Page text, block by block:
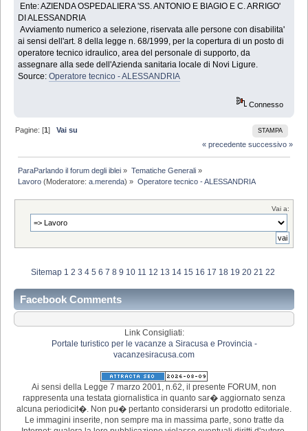
Ente: AZIENDA OSPEDALIERA 'SS. ANTONIO E BIAGIO E C. ARRIGO'
DI ALESSANDRIA
Avviamento numerico a selezione, riservata alle persone con disabilita'
ai sensi dell'art. 8 della legge n. 68/1999, per la copertura di un posto di
operatore tecnico idraulico, area del personale di supporto, da
assegnare alla sede dell'Azienda sanitaria locale di Novi Ligure.
Source:Operatore tecnico - ALESSANDRIA
Connesso
STAMPA
Pagine: [1]Vai su
« precedente successivo »
ParaParlando il forum degli iblei » Tematiche Generali»
Lavoro (Moderatore:a.merenda) » Operatore tecnico - ALESSANDRIA
Vai a:
Sitemap 1 2 3 4 5 6 7 8 9 10 11 12 13 14 15 16 17 18 19 20 21 22
Facebook Comments
Link Consigliati:
Portale turistico per le vacanze a Siracusa e Provincia -
vacanzesiracusa.com
Ai sensi della Legge 7 marzo 2001, n.62, il presente FORUM, non
rappresenta una testata giornalistica in quanto sar� aggiornato senza
alcuna periodicit�. Non pu� pertanto considerarsi un prodotto editoriale.
Le immagini inserite, non sempre ma in massima parte, sono tratte da